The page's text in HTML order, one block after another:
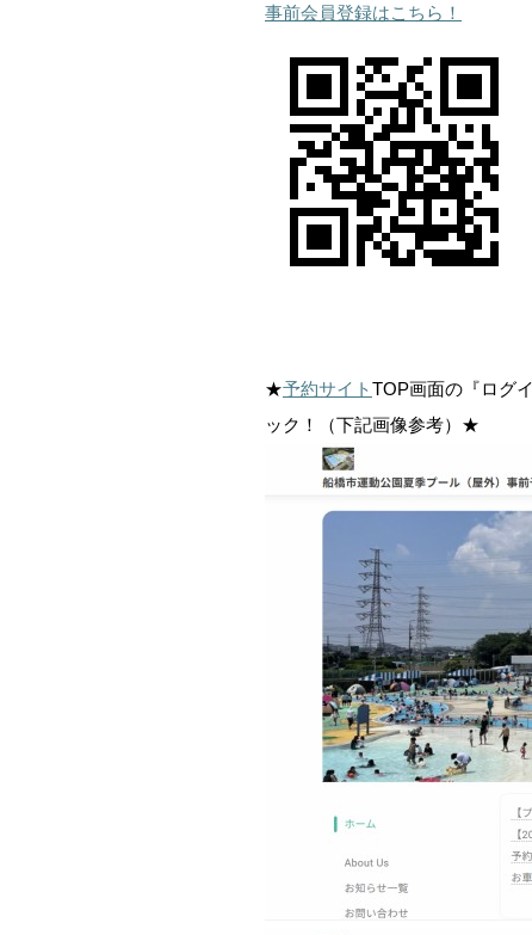
事前会員登録はこちら！
★予約サイトTOP画面の『ログ
ック！（下記画像参考）★